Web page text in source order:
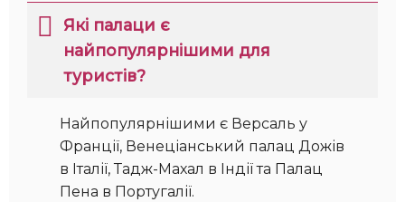
Які палаци є
найпопулярнішими для
туристів?
Найпопулярнішими є Версаль у
Франції, Венеціанський палац Дожів
в Італії, Тадж-Махал в Індії та Палац
Пена в Португалії.